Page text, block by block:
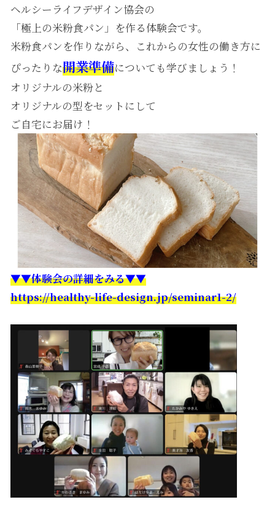
ヘルシーライフデザイン協会の
「極上の米粉食パン」を作る体験会です。
米粉食パンを作りながら、これからの女性の働き方に
ぴったりな開業準備についても学びましょう！
オリジナルの米粉と
オリジナルの型をセットにして
ご自宅にお届け！
▼▼体験会の詳細をみる▼▼
https://healthy-life-design.jp/seminar1-2/